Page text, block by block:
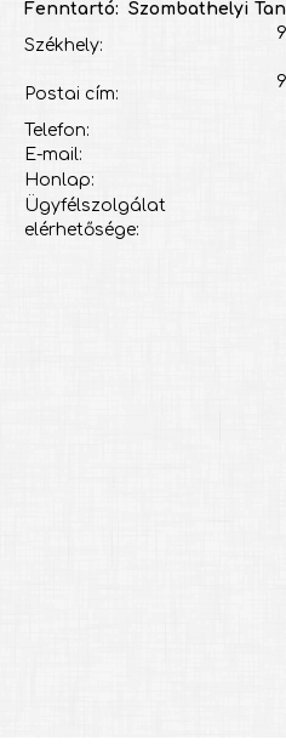
Fenntartó: Szombathelyi
Székhely:
Postai cím:
Telefon:
E-mail:
Honlap:
Ügyfélszolgálat
elérhetősége: